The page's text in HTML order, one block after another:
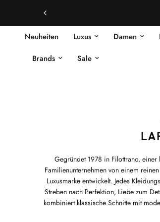
Neuheiten Luxus Damen
Brands
Sale
Gegründet 1978 in Filottrano,
Familienunternehmen von einem
Luxusmarke entwickelt. Jedes
Streben nach Perfektion, Liebe zum
kombiniert klassische Schnitte mit